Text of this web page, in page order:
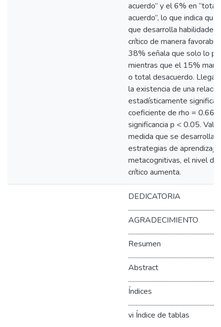
acuerdo” y el 6% en
acuerdo”, lo que indica
que desarrolla
crítico de manera
38% señala que solo lo
mientras que el 15%
o total desacuerdo.
la existencia de una
estadísticamente
coeficiente de rho = 0.666
significancia p < 0.05. Vale
medida que se desarrollan
estrategias de
metacognitivas, el nivel
crítico aumenta.
DEDICATORIA
AGRADECIMIENTO
Resumen
Abstract
Índices
vi Índice de tablas